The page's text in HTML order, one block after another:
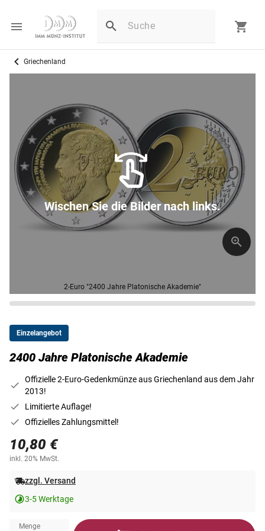
Griechenland
2-Euro "2400 Jahre Platonische Akademie"
Wischen Sie die Bilder nach links.
Einzelangebot
2400 Jahre Platonische Akademie
Offizielle 2-Euro-Gedenkmünze aus Griechenland aus dem Jahr
2013!
Limitierte Auflage!
Offizielles Zahlungsmittel!
10,80 €
inkl. 20% MwSt.
zzgl. Versand
3-5 Werktage
Menge